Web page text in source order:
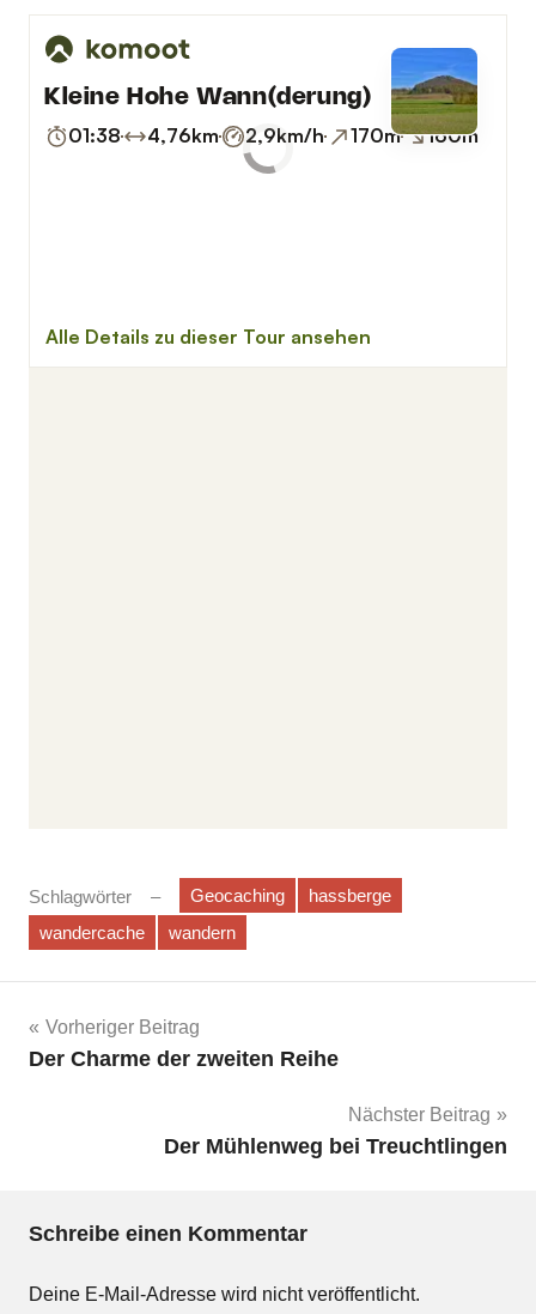
Schlagwörter Geocaching
hassberge
wandercache
wandern
Beitrags-
Vorheriger Beitrag
Der Charme der zweiten Reihe
Nächster Beitrag
Der Mühlenweg bei Treuchtlingen
Schreibe einen Kommentar
Deine E-Mail-Adresse wird nicht veröffentlicht.